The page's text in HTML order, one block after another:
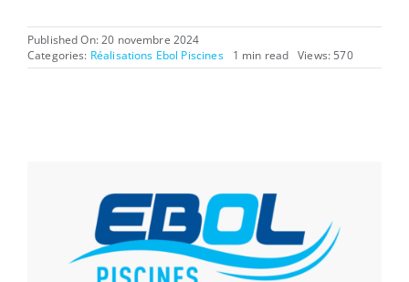
Published On: 20 novembre 2024
Categories: Réalisations Ebol Piscines 1 min read Views: 570